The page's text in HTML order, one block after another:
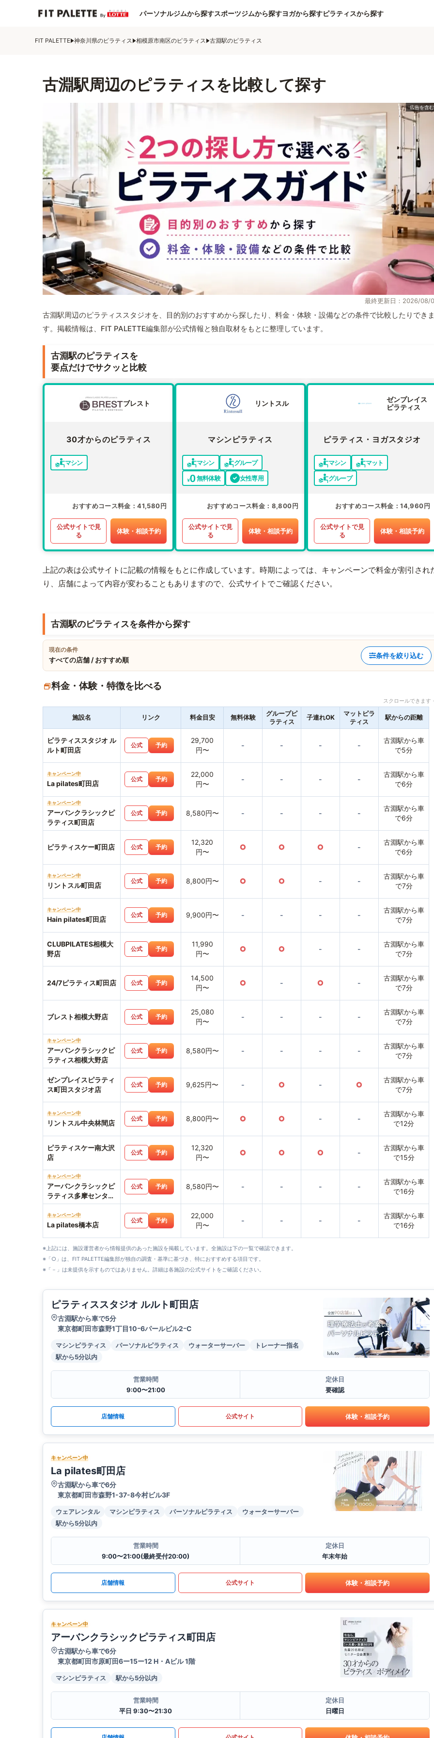
パーソナルジムから探すスポーツジムから探すヨガから探すピラティスから探す
FIT PALETTE 神奈川県のピラティス 相模原市南区のピラティス 古淵駅のピラティス
古淵駅周辺のピラティスを比較して探す
最終更新日：2026/08/
古淵駅周辺のピラティススタジオを、目的別のおすすめから探したり、料金・体験・設備などの条件で比較したりでき
す。掲載情報は、FIT PALETTE編集部が公式情報と独自取材をもとに整理しています。
古淵駅のピラティスを
要点だけでサクッと比較
ブレスト
30才からのピラティス
マシン
おすすめコース料金 41,580円
公式サイトで見
る
体験・相談予約
リントスル
マシンピラティス
マシン
グループ
無料体験
女性専用
おすすめコース料金 8,800円
公式サイトで見
る
体験・相談予約
ゼンプレイス
ピラティス
ピラティス・ヨガスタジオ
マシン
マット
グループ
おすすめコース料金 14,960円
公式サイトで見
る
体験・相談予約
上記の表は公式サイトに記載の情報をもとに作成しています。時期によっては、キャンペーンで料金が割引され
り、店舗によって内容が変わることもありますので、公式サイトでご確認ください。
古淵駅のピラティスを条件から探す
現在の条件
すべての店舗 / おすすめ順
条件を絞り込む
料金・体験・特徴を比べる
スクロールできま
施設名 リンク 料金目安 無料体験
グループピ
ラティス
子連れOK
マットピラ
ティス
駅からの距離
ピラティススタジオ ル
ルト町田店
公式 予約
29,700
円〜
- - - -
古淵駅から車
で5分
キャンペーン中
La pilates町田店
公式 予約
22,000
円〜
- - - -
古淵駅から車
で6分
キャンペーン中
アーバンクラシックピ
ラティス町田店
公式 予約 8,580円〜 - - - -
古淵駅から車
で6分
ピラティスケー町田店 公式 予約
12,320
円〜
○ ○ ○ -
古淵駅から車
で6分
キャンペーン中
リントスル町田店
公式 予約 8,800円〜 ○ ○ - -
古淵駅から車
で7分
キャンペーン中
Hain pilates町田店
公式 予約 9,900円〜 - - - -
古淵駅から車
で7分
CLUBPILATES相模大
野店
公式 予約
11,990
円〜
○ ○ - -
古淵駅から車
で7分
24/7ピラティス町田店 公式 予約
14,500
円〜
○ - ○ -
古淵駅から車
で7分
ブレスト相模大野店 公式 予約
25,080
円〜
- - - -
古淵駅から車
で7分
キャンペーン中
アーバンクラシックピ
ラティス相模大野店
公式 予約 8,580円〜 - - - -
古淵駅から車
で7分
ゼンプレイスピラティ
ス町田スタジオ店
公式 予約 9,625円〜 - ○ - ○
古淵駅から車
で7分
キャンペーン中
リントスル中央林間店
公式 予約 8,800円〜 ○ ○ - -
古淵駅から車
で12分
ピラティスケー南大沢
店
公式 予約
12,320
円〜
○ ○ ○ -
古淵駅から車
で15分
キャンペーン中
アーバンクラシックピ
ラティス多摩センター
店
公式 予約 8,580円〜 - - - -
古淵駅から車
で16分
キャンペーン中
La pilates橋本店
公式 予約
22,000
円〜
- - - -
古淵駅から車
で16分
※上記には、施設運営者から情報提供のあった施設を掲載しています。全施設は下の一覧で確認できます。
※「○」は、FIT PALETTE編集部が独自の調査・基準に基づき、特におすすめする項目です。
※「－」は未提供を示すものではありません。詳細は各施設の公式サイトをご確認ください。
ピラティススタジオ ルルト町田店
古淵駅から車で5分
東京都町田市森野1丁目10ｰ6パールビル2ｰC
マシンピラティス パーソナルピラティス ウォーターサーバー
トレーナー指名
駅から5分以内
営業時間
9:00〜21:00
定休日
要確認
店舗情報 公式サイト 体験・相談予約
キャンペーン中
La pilates町田店
古淵駅から車で6分
東京都町田市森野1-37-8今村ビル3F
ウェアレンタル マシンピラティス パーソナルピラティス
ウォーターサーバー
駅から5分以内
営業時間
9:00〜21:00(最終受付20:00)
定休日
年末年始
店舗情報 公式サイト 体験・相談予約
キャンペーン中
アーバンクラシックピラティス町田店
古淵駅から車で6分
東京都町田市原町田6ー15ー12 H・Aビル 1階
マシンピラティス 駅から5分以内
営業時間
平日 9:30〜21:30
定休日
日曜日